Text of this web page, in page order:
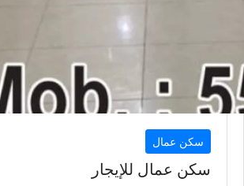
سكن عمال
سكن عمال للإيجار